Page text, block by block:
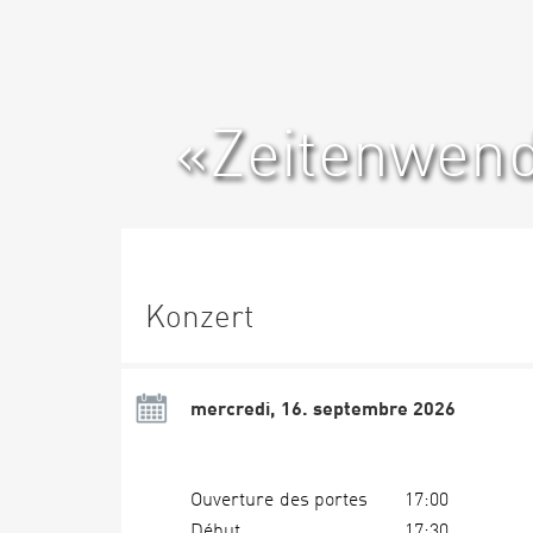
Konzert
mercredi, 16. septembre 2026
Ouverture des portes
17:00